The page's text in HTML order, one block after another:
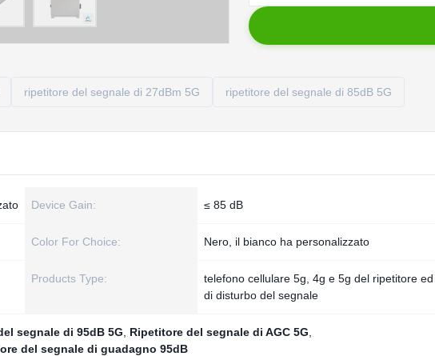
ripetitore del segnale di 27dBm 5G ripetitore del segnale di 85dB 5G
Device Gain: ≤ 85 dB
Color For Choice: Nero, il bianco ha personalizzato
Products Type:
telefono cellulare 5g, 4g e 5g del ripetitore
di disturbo del segnale
segnale di 95dB 5G Ripetitore del segnale di AGC 5G
del segnale di guadagno 95dB